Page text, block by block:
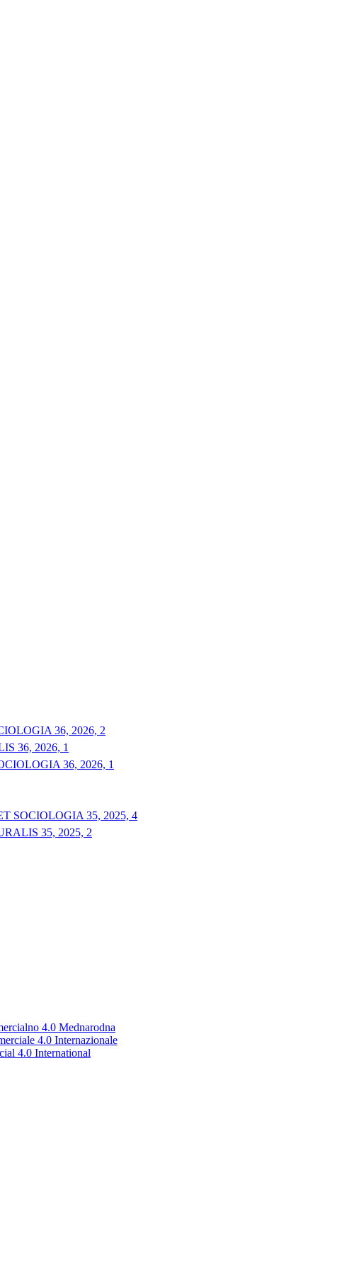
36, 2026, 2
36, 2026, 1
36, 2026, 1
SOCIOLOGIA 35, 2025, 4
35, 2025, 2
4.0 Mednarodna
4.0 Internazionale
4.0 International